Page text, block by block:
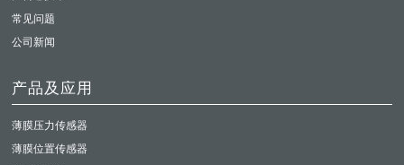
常见问题
公司新闻
产品及应用
薄膜压力传感器
薄膜位置传感器